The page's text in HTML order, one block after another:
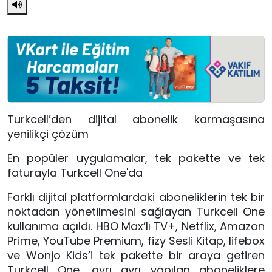
Turkcell’den dijital abonelik karmaşasına
yenilikçi çözüm
En popüler uygulamalar, tek pakette ve tek
faturayla Turkcell One'da
Farklı dijital platformlardaki aboneliklerin tek bir
noktadan yönetilmesini sağlayan Turkcell One
kullanıma açıldı. HBO Max’lı TV+, Netflix, Amazon
Prime, YouTube Premium, fizy Sesli Kitap, lifebox
ve Wonjo Kids’i tek pakette bir araya getiren